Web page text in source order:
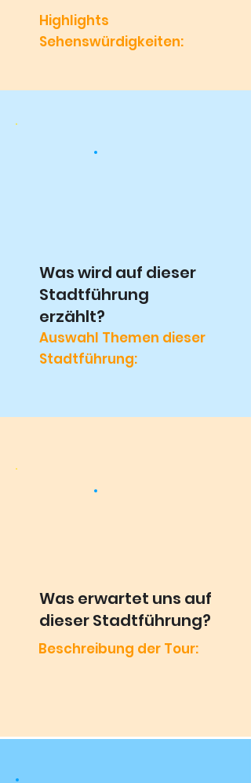
Highlights
Sehenswürdigkeiten:
Was wird auf dieser
Stadtführung
erzählt?
Auswahl Themen dieser
Stadtführung:
Was erwartet uns auf
dieser Stadtführung?
Beschreibung der Tour: